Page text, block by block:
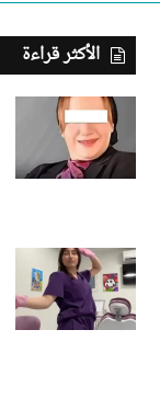
يفكك
جذور
العنف
الأسري
الأكثر قراءة